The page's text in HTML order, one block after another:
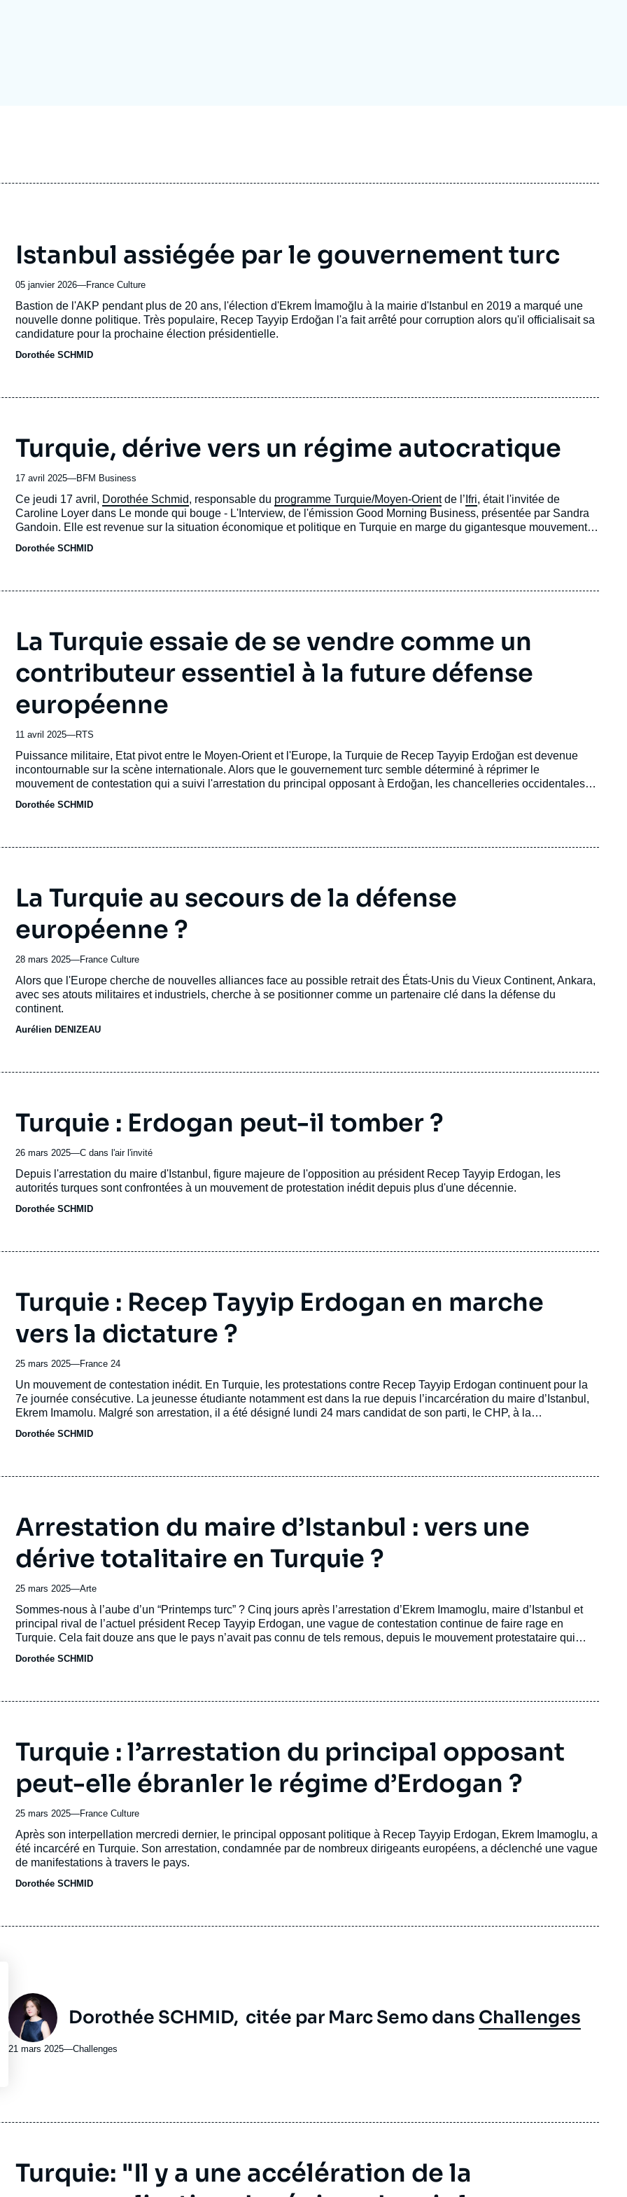
Istanbul assiégée par le gouvernement turc
05 janvier 2026—Nom
du
journal,
revue
ou
émission
France Culture
Accroche
Bastion de l'AKP pendant plus de 20 ans, l'élection d'Ekrem İmamoğlu à la mairie d'Istanbul en 2019 a marqué une
nouvelle donne politique. Très populaire, Recep Tayyip Erdoğan l'a fait arrêté pour corruption alors qu'il officialisait sa
candidature pour la prochaine élection présidentielle.
Dorothée SCHMID
Turquie, dérive vers un régime autocratique
17 avril 2025—Nom
journal,
revue
ou
émission
BFM Business
Accroche
Ce jeudi 17 avril, Dorothée Schmid, responsable du programme Turquie/Moyen-Orientde l’ Ifri, était l'invitée de
Caroline Loyer dans Le monde qui bouge - L'Interview, de l'émission Good Morning Business, présentée par Sandra
Gandoin. Elle est revenue sur la situation économique et politique en Turquie en marge du gigantesque mouvement
de contestation qui fait suite à l’arrestation du maire d’Istanbul.
Dorothée SCHMID
La Turquie essaie de se vendre comme un
contributeur essentiel à la future défense
européenne
11 avril 2025—Nom
du
journal,
revue
ou
émission
RTS
Accroche
Puissance militaire, Etat pivot entre le Moyen-Orient et l'Europe, la Turquie de Recep Tayyip Erdoğan est devenue
incontournable sur la scène internationale. Alors que le gouvernement turc semble déterminé à réprimer le
mouvement de contestation qui a suivi l'arrestation du principal opposant à Erdoğan, les chancelleries occidentales
se font peu entendre.
Dorothée SCHMID
La Turquie au secours de la défense
européenne ?
28 mars 2025—Nom
journal,
revue
émission
France Culture
Accroche
Alors que l'Europe cherche de nouvelles alliances face au possible retrait des États-Unis du Vieux Continent, Ankara,
avec ses atouts militaires et industriels, cherche à se positionner comme un partenaire clé dans la défense du
continent.
Aurélien DENIZEAU
Turquie : Erdogan peut-il tomber ?
26 mars 2025—Nom
journal,
revue
ou
C dans l'air l'invité
Accroche
Depuis l'arrestation du maire d'Istanbul, figure majeure de l'opposition au président Recep Tayyip Erdogan, les
autorités turques sont confrontées à un mouvement de protestation inédit depuis plus d'une décennie.
Dorothée SCHMID
Turquie : Recep Tayyip Erdogan en marche
vers la dictature ?
25 mars 2025—Nom
journal,
revue
ou
émission
France 24
Accroche
Un mouvement de contestation inédit. En Turquie, les protestations contre Recep Tayyip Erdogan continuent pour la
7e journée consécutive. La jeunesse étudiante notamment est dans la rue depuis l’incarcération du maire d’Istanbul,
Ekrem Imamolu. Malgré son arrestation, il a été désigné lundi 24 mars candidat de son parti, le CHP, à la
présidentielle en 2028 à la suite de la primaire organisée dimanche.
Dorothée SCHMID
Arrestation du maire d’Istanbul : vers une
dérive totalitaire en Turquie ?
25 mars 2025—Nom
journal,
revue
ou
émission
Arte
Accroche
Sommes-nous à l’aube d’un “Printemps turc” ? Cinq jours après l’arrestation d’Ekrem Imamoglu, maire d’Istanbul et
principal rival de l’actuel président Recep Tayyip Erdogan, une vague de contestation continue de faire rage en
Turquie. Cela fait douze ans que le pays n’avait pas connu de tels remous, depuis le mouvement protestataire qui
avait trouvé son origine au parc Taksim Gezi.
Dorothée SCHMID
Turquie : l’arrestation du principal opposant
peut-elle ébranler le régime d’Erdogan ?
25 mars 2025—Nom
journal,
revue
ou
émission
France Culture
Accroche
Après son interpellation mercredi dernier, le principal opposant politique à Recep Tayyip Erdogan, Ekrem Imamoglu, a
été incarcéré en Turquie. Son arrestation, condamnée par de nombreux dirigeants européens, a déclenché une vague
de manifestations à travers le pays.
Dorothée SCHMID
Photo
Dorothée SCHMID, citée par Marc Semo dans Challenges
21 mars 2025—Nom
Challenges
Turquie: "Il y a une accélération de la